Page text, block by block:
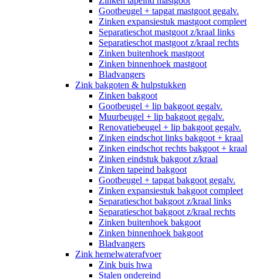
Gootbeugel + tapgat mastgoot gegalv.
Zinken expansiestuk mastgoot compleet
Separatieschot mastgoot z/kraal links
Separatieschot mastgoot z/kraal rechts
Zinken buitenhoek mastgoot
Zinken binnenhoek mastgoot
Bladvangers
Zink bakgoten & hulpstukken
Zinken bakgoot
Gootbeugel + lip bakgoot gegalv.
Muurbeugel + lip bakgoot gegalv.
Renovatiebeugel + lip bakgoot gegalv.
Zinken eindschot links bakgoot + kraal
Zinken eindschot rechts bakgoot + kraal
Zinken eindstuk bakgoot z/kraal
Zinken tapeind bakgoot
Gootbeugel + tapgat bakgoot gegalv.
Zinken expansiestuk bakgoot compleet
Separatieschot bakgoot z/kraal links
Separatieschot bakgoot z/kraal rechts
Zinken buitenhoek bakgoot
Zinken binnenhoek bakgoot
Bladvangers
Zink hemelwaterafvoer
Zink buis hwa
Stalen ondereind